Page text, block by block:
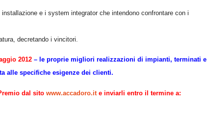
e i system integrator che intendono confrontare con i
decretando i vincitori.
2012 – le proprie migliori realizzazioni di impianti, terminati e
alle specifiche esigenze dei clienti.
dal sito www.accadoro.it e inviarli entro il termine a: